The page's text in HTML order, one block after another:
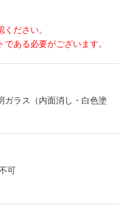
ださい。
ある必要がございます。
ガラス（内面消し・白色塗
可